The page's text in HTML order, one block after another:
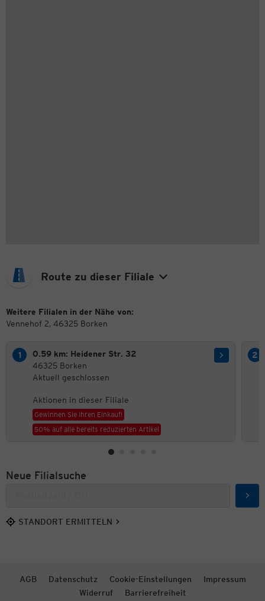
Route zu dieser Filiale
Weitere Filialen in der Nähe von:
Vennehof 2, 46325 Borken
0.59 km: Heidener Str. 32
46325 Borken
Aktuell geschlossen
Aktionen in dieser Filiale
Gewinnen Sie Ihren Einkauf!
50% auf alle bereits reduzierten Artikel
Neue Filialsuche
STANDORT ERMITTELN
AGB Datenschutz Cookie-Einstellungen
Impressum
Widerruf
Barrierefreiheit